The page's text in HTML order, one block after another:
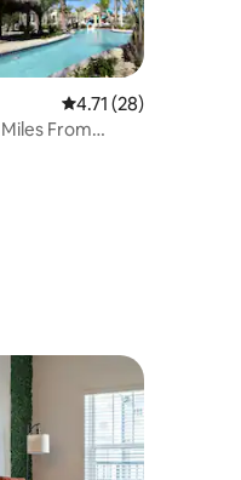
評価
レビュー28件、5つ
4.71 (28)
From
す。